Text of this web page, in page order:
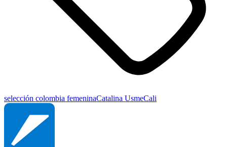
selección colombia femeninaCatalina UsmeCali